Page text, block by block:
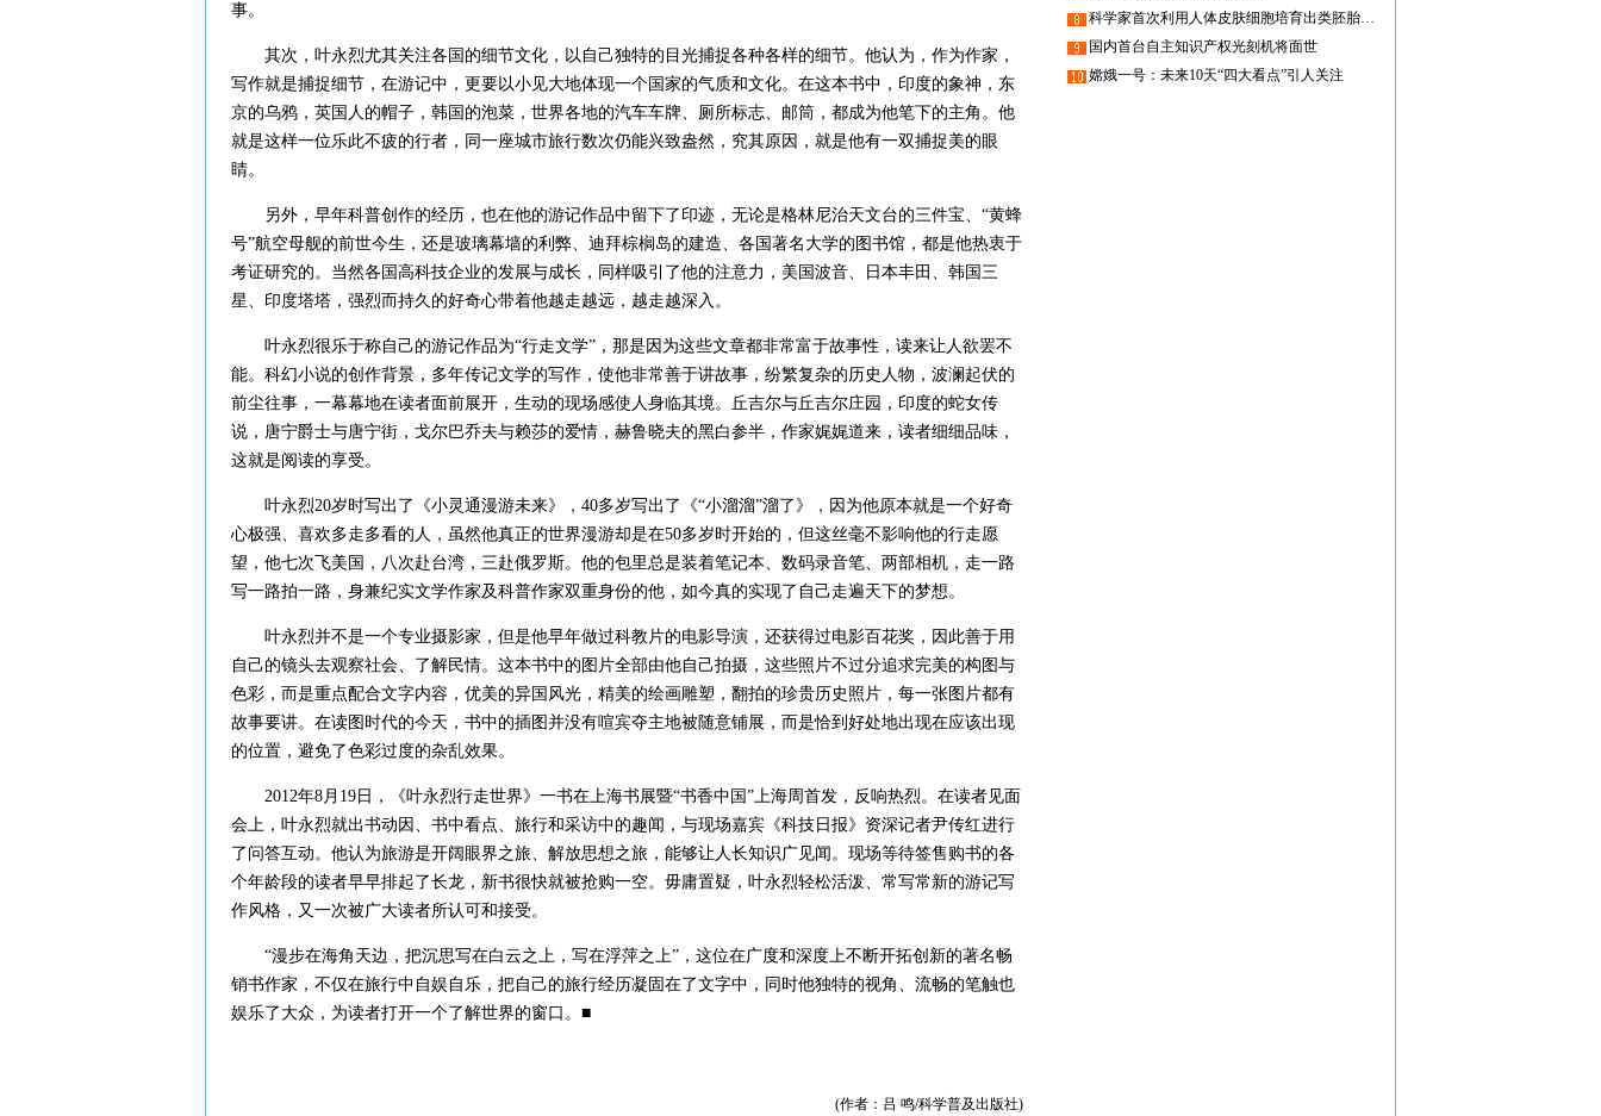
事。
其次，叶永烈尤其关注各国的细节文化，以自己独特的目光捕捉各种各样的细节。他认为，作为作家，
写作就是捕捉细节，在游记中，更要以小见大地体现一个国家的气质和文化。在这本书中，印度的象神，东
京的乌鸦，英国人的帽子，韩国的泡菜，世界各地的汽车车牌、厕所标志、邮筒，都成为他笔下的主角。他
就是这样一位乐此不疲的行者，同一座城市旅行数次仍能兴致盎然，究其原因，就是他有一双捕捉美的眼
睛。
另外，早年科普创作的经历，也在他的游记作品中留下了印迹，无论是格林尼治天文台的三件宝、“黄蜂
号”航空母舰的前世今生，还是玻璃幕墙的利弊、迪拜棕榈岛的建造、各国著名大学的图书馆，都是他热衷于
考证研究的。当然各国高科技企业的发展与成长，同样吸引了他的注意力，美国波音、日本丰田、韩国三
星、印度塔塔，强烈而持久的好奇心带着他越走越远，越走越深入。
叶永烈很乐于称自己的游记作品为“行走文学”，那是因为这些文章都非常富于故事性，读来让人欲罢不
能。科幻小说的创作背景，多年传记文学的写作，使他非常善于讲故事，纷繁复杂的历史人物，波澜起伏的
前尘往事，一幕幕地在读者面前展开，生动的现场感使人身临其境。丘吉尔与丘吉尔庄园，印度的蛇女传
说，唐宁爵士与唐宁街，戈尔巴乔夫与赖莎的爱情，赫鲁晓夫的黑白参半，作家娓娓道来，读者细细品味，
这就是阅读的享受。
叶永烈20岁时写出了《小灵通漫游未来》，40多岁写出了《“小溜溜”溜了》，因为他原本就是一个好奇
心极强、喜欢多走多看的人，虽然他真正的世界漫游却是在50多岁时开始的，但这丝毫不影响他的行走愿
望，他七次飞美国，八次赴台湾，三赴俄罗斯。他的包里总是装着笔记本、数码录音笔、两部相机，走一路
写一路拍一路，身兼纪实文学作家及科普作家双重身份的他，如今真的实现了自己走遍天下的梦想。
叶永烈并不是一个专业摄影家，但是他早年做过科教片的电影导演，还获得过电影百花奖，因此善于用
自己的镜头去观察社会、了解民情。这本书中的图片全部由他自己拍摄，这些照片不过分追求完美的构图与
色彩，而是重点配合文字内容，优美的异国风光，精美的绘画雕塑，翻拍的珍贵历史照片，每一张图片都有
故事要讲。在读图时代的今天，书中的插图并没有喧宾夺主地被随意铺展，而是恰到好处地出现在应该出现
的位置，避免了色彩过度的杂乱效果。
2012年8月19日，《叶永烈行走世界》一书在上海书展暨“书香中国”上海周首发，反响热烈。在读者见面
会上，叶永烈就出书动因、书中看点、旅行和采访中的趣闻，与现场嘉宾《科技日报》资深记者尹传红进行
了问答互动。他认为旅游是开阔眼界之旅、解放思想之旅，能够让人长知识广见闻。现场等待签售购书的各
个年龄段的读者早早排起了长龙，新书很快就被抢购一空。毋庸置疑，叶永烈轻松活泼、常写常新的游记写
作风格，又一次被广大读者所认可和接受。
“漫步在海角天边，把沉思写在白云之上，写在浮萍之上”，这位在广度和深度上不断开拓创新的著名畅
销书作家，不仅在旅行中自娱自乐，把自己的旅行经历凝固在了文字中，同时他独特的视角、流畅的笔触也
娱乐了大众，为读者打开一个了解世界的窗口。■
(作者：吕 鸣/科学普及出版社)
科学家首次利用人体皮肤细胞培育出类胚胎干细胞
国内首台自主知识产权光刻机将面世
嫦娥一号：未来10天“四大看点”引人关注